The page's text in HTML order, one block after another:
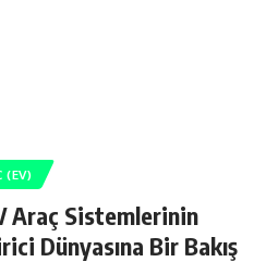
(EV)
Araç Sistemlerinin
Dünyasına Bir Bakış